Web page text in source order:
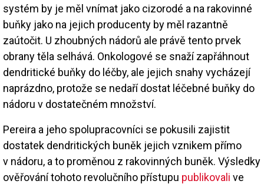
systém by je měl vnímat jako cizorodé a na rakovinné
buňky jako na jejich producenty by měl razantně
zaútočit. U zhoubných nádorů ale právě tento prvek
obrany těla selhává. Onkologové se snaží zapřáhnout
dendritické buňky do léčby, ale jejich snahy vycházejí
naprázdno, protože se nedaří dostat léčebné buňky do
nádoru v dostatečném množství.
Pereira a jeho spolupracovníci se pokusili zajistit
dostatek dendritických buněk jejich vznikem přímo
v nádoru, a to proměnou z rakovinných buněk. Výsledky
ověřování tohoto revolučního přístupu publikovali ve